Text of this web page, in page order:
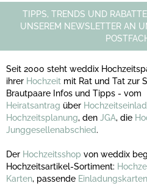
TIPPS, TRENDS UND
UNSEREM NEWSLETTER AN
Seit 2000 steht weddix
ihrer Hochzeit mit Rat und Tat zur
Brautpaare Infos und Tipps - vom
Heiratsantrag über
Hochzeitsplanung, den JGA, die
Junggesellenabschied.
Der Hochzeitsshop von weddix
Hochzeitsartikel-Sortiment:
Karten, passende